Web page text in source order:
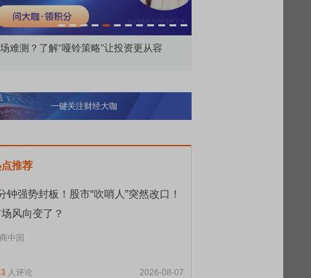
难测？了解“哑铃策略”让投资更从容
一键关注财经大咖
推荐
钟强势封板！股市“吹哨人”突然改口！
风向变了？
中国
人评论 2026-08-07